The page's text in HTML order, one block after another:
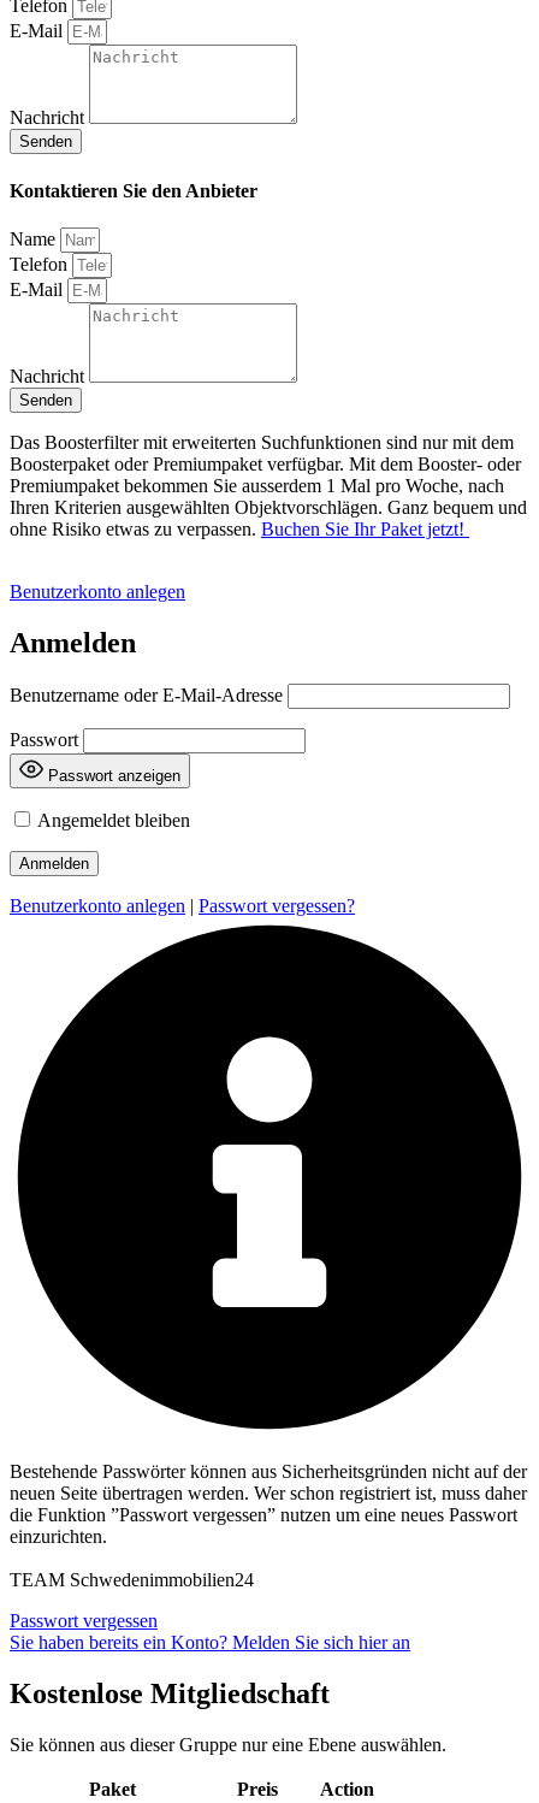
Telefon
E-Mail
Nachricht
Senden
Kontaktieren Sie den Anbieter
Name
Telefon
E-Mail
Nachricht
Senden
Das Boosterfilter mit erweiterten Suchfunktionen sind nur mit dem
Boosterpaket oder Premiumpaket verfügbar. Mit dem Booster- oder
Premiumpaket bekommen Sie ausserdem 1 Mal pro Woche, nach
Ihren Kriterien ausgewählten Objektvorschlägen. Ganz bequem und
ohne Risiko etwas zu verpassen. Buchen Sie Ihr Paket jetzt!
Benutzerkonto anlegen
Anmelden
Benutzername oder E-Mail-Adresse
Passwort
Passwort anzeigen
Angemeldet bleiben
Benutzerkonto anlegen | Passwort vergessen?
Bestehende Passwörter können aus Sicherheitsgründen nicht auf der
neuen Seite übertragen werden. Wer schon registriert ist, muss daher
die Funktion ”Passwort vergessen” nutzen um eine neues Passwort
einzurichten.
TEAM Schwedenimmobilien24
Passwort vergessen
Sie haben bereits ein Konto? Melden Sie sich hier an
Kostenlose Mitgliedschaft
Sie können aus dieser Gruppe nur eine Ebene auswählen.
Paket Preis Action